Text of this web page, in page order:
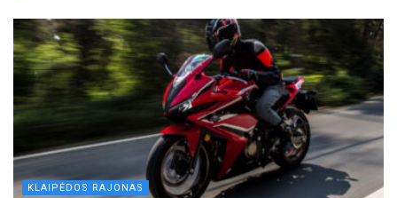
KLAIPĖDOS RAJONAS